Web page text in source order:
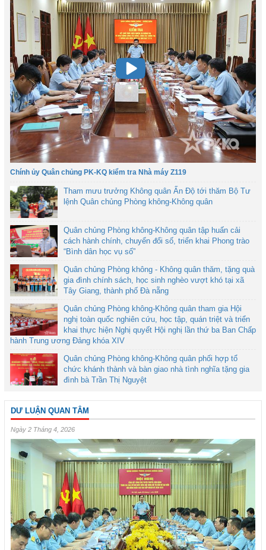
Chính ủy Quân chủng PK-KQ kiểm tra Nhà máy Z119
Tham mưu trưởng Không quân Ấn Độ tới thăm Bộ Tư
lệnh Quân chủng Phòng không-Không quân
Quân chủng Phòng không-Không quân tập huấn cải
cách hành chính, chuyển đổi số, triển khai Phong trào
“Bình dân học vụ số”
Quân chủng Phòng không - Không quân thăm, tặng quà
gia đình chính sách, học sinh nghèo vượt khó tại xã
Tây Giang, thành phố Đà nẵng
Quân chủng Phòng không-Không quân tham gia Hội
nghị toàn quốc nghiên cứu, học tập, quán triệt và triển
khai thực hiện Nghị quyết Hội nghị lần thứ ba Ban Chấp
hành Trung ương Đảng khóa XIV
Quân chủng Phòng không-Không quân phối hợp tổ
chức khánh thành và bàn giao nhà tình nghĩa tặng gia
đình bà Trần Thị Nguyệt
DƯ LUẬN QUAN TÂM
Ngày 2 Tháng 4, 2026